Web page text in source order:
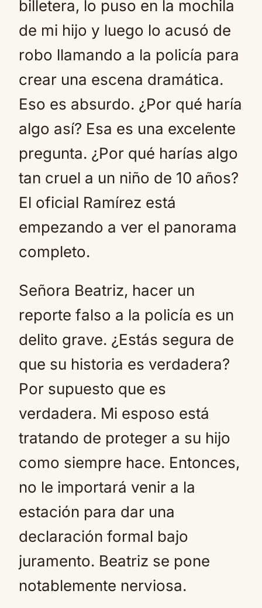
billetera, lo puso en la mochila
de mi hijo y luego lo acusó de
robo llamando a la policía para
crear una escena dramática.
Eso es absurdo. ¿Por qué haría
algo así? Esa es una excelente
pregunta. ¿Por qué harías algo
tan cruel a un niño de 10 años?
El oficial Ramírez está
empezando a ver el panorama
completo.
Señora Beatriz, hacer un
reporte falso a la policía es un
delito grave. ¿Estás segura de
que su historia es verdadera?
Por supuesto que es
verdadera. Mi esposo está
tratando de proteger a su hijo
como siempre hace. Entonces,
no le importará venir a la
estación para dar una
declaración formal bajo
juramento. Beatriz se pone
notablemente nerviosa.